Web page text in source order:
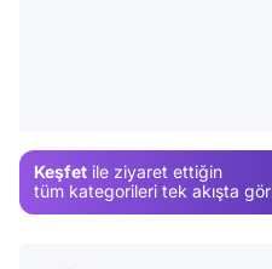
Keşfet ile ziyaret ettiğin
tüm kategorileri tek akışta